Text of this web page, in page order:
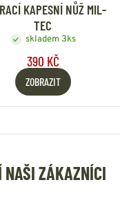
KAPESNÍ NŮŽ MIL-
TEC
skladem 3ks
390 KČ
ZOBRAZIT
NAŠI ZÁKAZNÍCI